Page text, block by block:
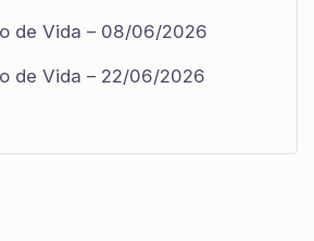
de Vida – 08/06/2026
de Vida – 22/06/2026